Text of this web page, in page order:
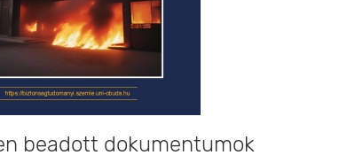
beadott dokumentumok